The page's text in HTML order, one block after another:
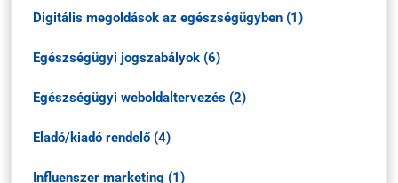
Digitális megoldások az egészségügyben (1)
Egészségügyi jogszabályok (6)
Egészségügyi weboldaltervezés (2)
Eladó/kiadó rendelő (4)
Influenszer marketing (1)